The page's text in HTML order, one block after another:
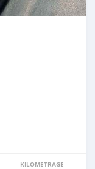
KILOMETRAGE